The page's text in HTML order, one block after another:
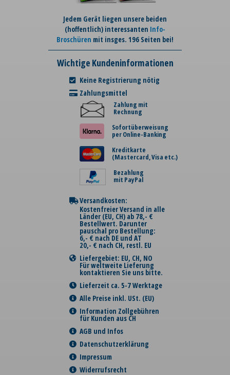
Jedem Gerät liegen unsere beiden
(hoffentlich) interessanten Info-
Broschüren mit insges. 196 Seiten bei!
Wichtige Kundeninformationen
Keine Registrierung nötig
Zahlungsmittel
Zahlung mit
Rechnung
Sofortüberweisung
per Online-Banking
Kreditkarte
(Mastercard, Visa etc.)
Bezahlung
mit PayPal
Versandkosten:
Kostenfreier Versand in alle
Länder (EU, CH) ab 78,- €
Bestellwert. Darunter
pauschal pro Bestellung:
6,- € nach DE und AT
20,- € nach CH, restl. EU
Liefergebiet: EU, CH, NO
Für weltweite Lieferung
kontaktieren Sie uns bitte.
Lieferzeit ca. 5-7 Werktage
Alle Preise inkl. USt. (EU)
Information Zollgebühren
für Kunden aus CH
AGB und Infos
Datenschutzerklärung
Impressum
Widerrufsrecht